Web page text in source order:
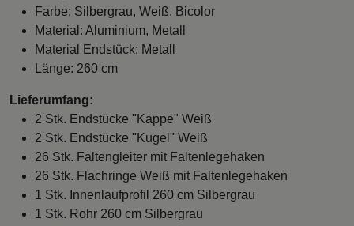
Farbe: Silbergrau, Weiß, Bicolor
Material: Aluminium, Metall
Material Endstück: Metall
Länge: 260 cm
Lieferumfang:
2 Stk. Endstücke "Kappe" Weiß
2 Stk. Endstücke "Kugel" Weiß
26 Stk. Faltengleiter mit Faltenlegehaken
26 Stk. Flachringe Weiß mit Faltenlegehaken
1 Stk. Innenlaufprofil 260 cm Silbergrau
1 Stk. Rohr 260 cm Silbergrau